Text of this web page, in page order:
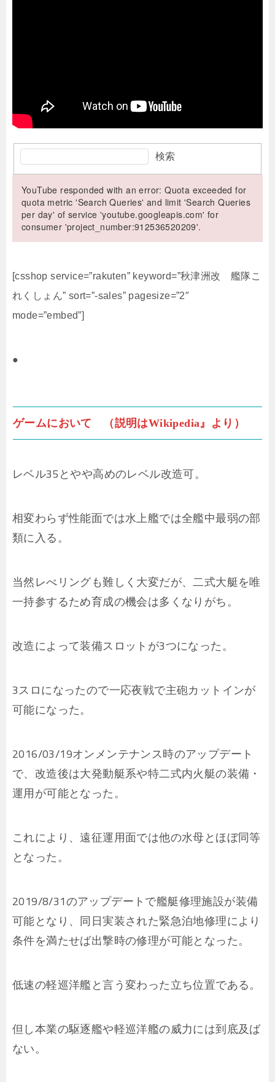
検索
YouTube responded with an error: Quota exceeded for
quota metric 'Search Queries' and limit 'Search Queries
per day' of service 'youtube.googleapis.com' for
consumer 'project_number:912536520209'.
[csshop service=”rakuten” keyword=”秋津洲改 艦隊こ
れくしょん” sort=”-sales” pagesize=”2″
mode=”embed”]
●
ゲームにおいて （説明はWikipedia』より）
レベル35とやや高めのレベル改造可。
相変わらず性能面では水上艦では全艦中最弱の部
類に入る。
当然レべリングも難しく大変だが、二式大艇を唯
一持参するため育成の機会は多くなりがち。
改造によって装備スロットが3つになった。
3スロになったので一応夜戦で主砲カットインが
可能になった。
2016/03/19オンメンテナンス時のアップデート
で、改造後は大発動艇系や特二式内火艇の装備・
運用が可能となった。
これにより、遠征運用面では他の水母とほぼ同等
となった。
2019/8/31のアップデートで艦艇修理施設が装備
可能となり、同日実装された緊急泊地修理により
条件を満たせば出撃時の修理が可能となった。
低速の軽巡洋艦と言う変わった立ち位置である。
但し本業の駆逐艦や軽巡洋艦の威力には到底及ば
ない。